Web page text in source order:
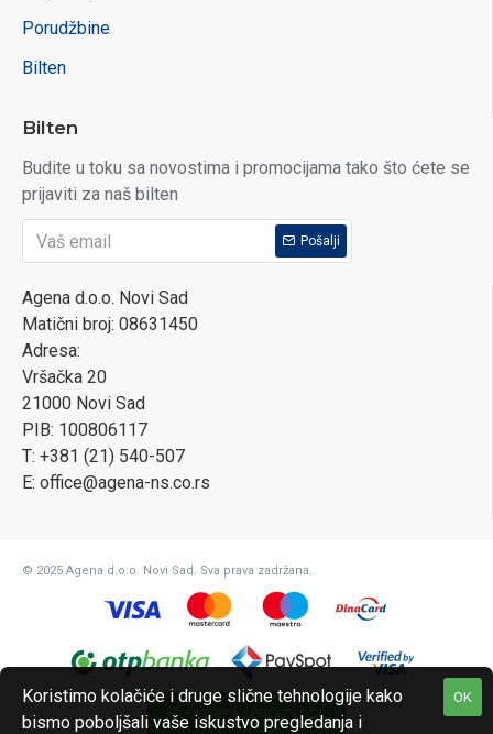
Porudžbine
Bilten
Bilten
Budite u toku sa novostima i promocijama tako što ćete se
prijaviti za naš bilten
Pošalji
Agena d.o.o. Novi Sad
Matični broj: 08631450
Adresa:
Vršačka 20
21000 Novi Sad
PIB: 100806117
T: +381 (21) 540-507
E: office@agena-ns.co.rs
© 2025 Agena d.o.o. Novi Sad. Sva prava zadržana.
OK
Koristimo kolačiće i druge slične tehnologije kako
bismo poboljšali vaše iskustvo pregledanja i
FILTRIRAJ PROIZVODE